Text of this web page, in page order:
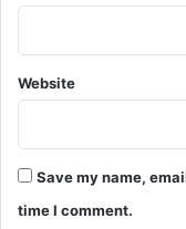
Website
Save my name,
time I comment.